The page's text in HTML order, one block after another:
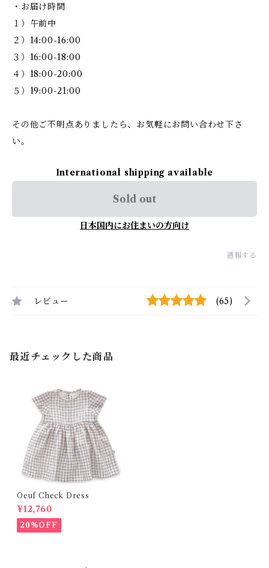
・お届け時間
１）午前中
２）14:00-16:00
３）16:00-18:00
４）18:00-20:00
５）19:00-21:00
その他ご不明点ありましたら、お気軽にお問い合わせ下さ
い。
International shipping available
Sold out
日本国内にお住まいの方向け
通報する
レビュー (65)
最近チェックした商品
Oeuf Check Dress
¥12,760
20%OFF